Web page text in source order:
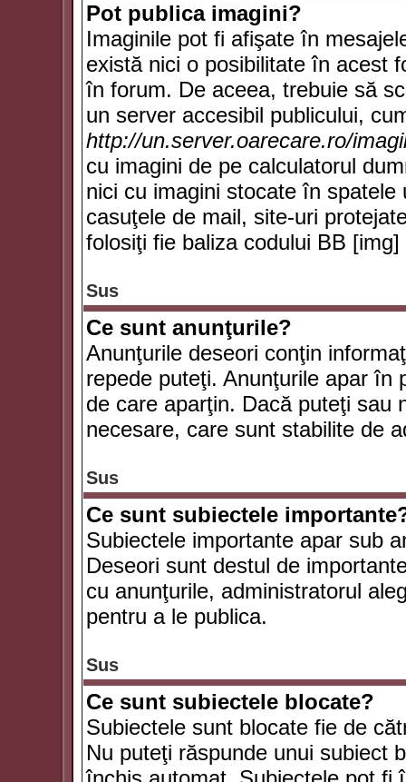
Pot publica imagini?
Imaginile pot fi afişate în
există nici o posibilitate în acest
în forum. De aceea, trebuie să
un server accesibil publicului,
http://un.server.oarecare.ro/
cu imagini de pe calculatorul
nici cu imagini stocate în
casuţele de mail, site-uri
folosiţi fie baliza codului BB
Sus
Ce sunt anunţurile?
Anunţurile deseori conţin
repede puteţi. Anunţurile apar în
de care aparţin. Dacă puteţi sau
necesare, care sunt stabilite de
Sus
Ce sunt subiectele
Subiectele importante apar sub
Deseori sunt destul de
cu anunţurile, administratorul
pentru a le publica.
Sus
Ce sunt subiectele blocate?
Subiectele sunt blocate fie de
Nu puteţi răspunde unui subiect